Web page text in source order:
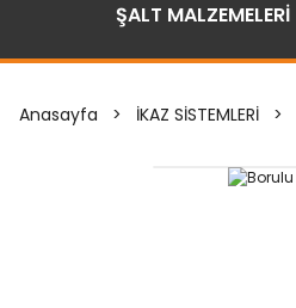
ŞALT MALZEMELERİ
Anasayfa İKAZ SİSTEMLERİ